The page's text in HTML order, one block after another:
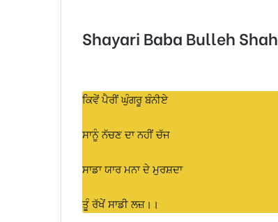
Shayari Baba Bulleh Shah
ਕਿਵੇਂ ਪੈਰੀਂ ਘੁੰਗਰੂ ਬੰਨੀਏ
ਸਾਨੂੰ ਨੱਚਣ ਦਾ ਨਹੀਂ ਚੱਜ
ਸਾਡਾ ਯਾਰ ਮਨਾ ਦੇ ਮੁਰਸ਼ਦਾ
ਤੂੰ ਰੱਖੇਂ ਸਾਡੀ ਲਜ਼।।